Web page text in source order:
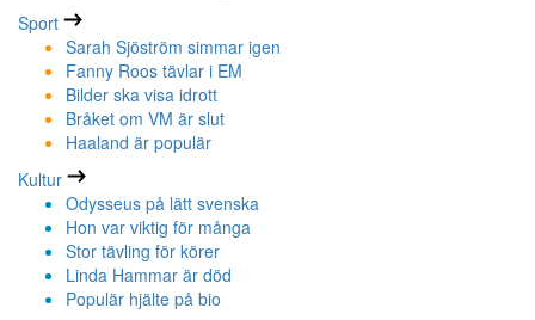
Sport
Sarah Sjöström simmar igen
Fanny Roos tävlar i EM
Bilder ska visa idrott
Bråket om VM är slut
Haaland är populär
Kultur
Odysseus på lätt svenska
Hon var viktig för många
Stor tävling för körer
Linda Hammar är död
Populär hjälte på bio